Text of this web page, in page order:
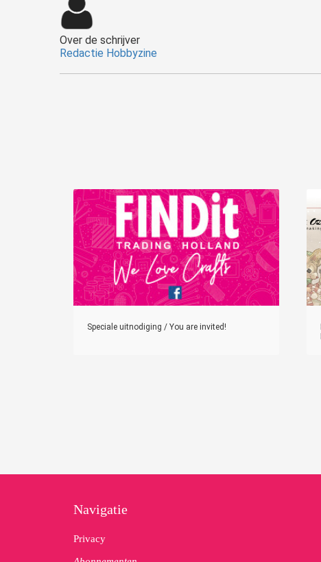
Over de schrijver
Redactie Hobbyzine
Speciale uitnodiging / You are invited!
Navigatie
Privacy